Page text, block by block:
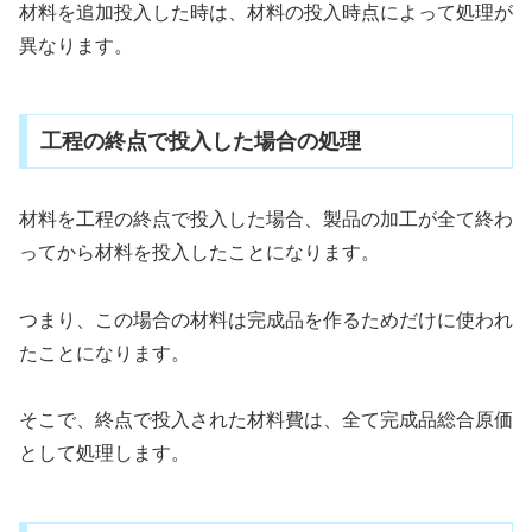
材料を追加投入した時は、材料の投入時点によって処理が
異なります。
工程の終点で投入した場合の処理
材料を工程の終点で投入した場合、製品の加工が全て終わ
ってから材料を投入したことになります。
つまり、この場合の材料は完成品を作るためだけに使われ
たことになります。
そこで、終点で投入された材料費は、全て完成品総合原価
として処理します。